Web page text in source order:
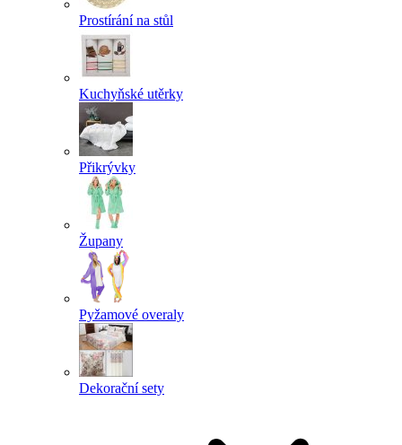
Prostírání na stůl
Kuchyňské utěrky
Přikrývky
Župany
Pyžamové overaly
Dekorační sety